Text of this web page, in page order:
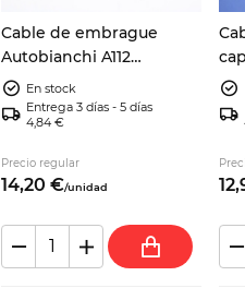
Cable de embrague
Autobianchi A112
82365671
En stock
Entrega 3 días - 5 días
4,84 €
Precio regular
14,20 €/unidad 12,